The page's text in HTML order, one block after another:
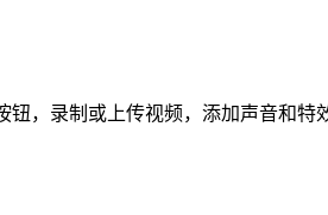
钮，录制或上传视频，添加声音和